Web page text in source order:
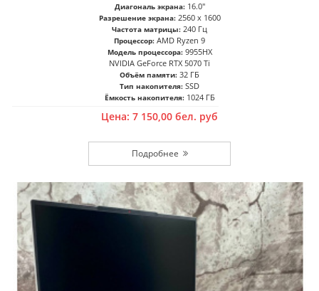
Диагональ экрана: 16.0"
Разрешение экрана: 2560 x 1600
Частота матрицы: 240 Гц
Процессор: AMD Ryzen 9
Модель процессора: 9955HX
NVIDIA GeForce RTX 5070 Ti
Объём памяти: 32 ГБ
Тип накопителя: SSD
Ёмкость накопителя: 1024 ГБ
Цена: 7 150,00 бел. руб